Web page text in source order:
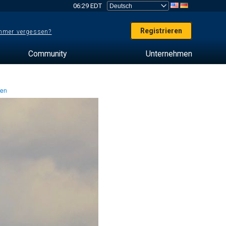
06:29 EDT
vergessen? Registrieren
Community Unternehmen